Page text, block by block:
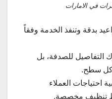
في الامارات
بدقة وتنفذ الخدمة وفقاً
التفاصيل للصدفة، بل
سطح.
احتياجات العملاء
تنظيف مخصصة.